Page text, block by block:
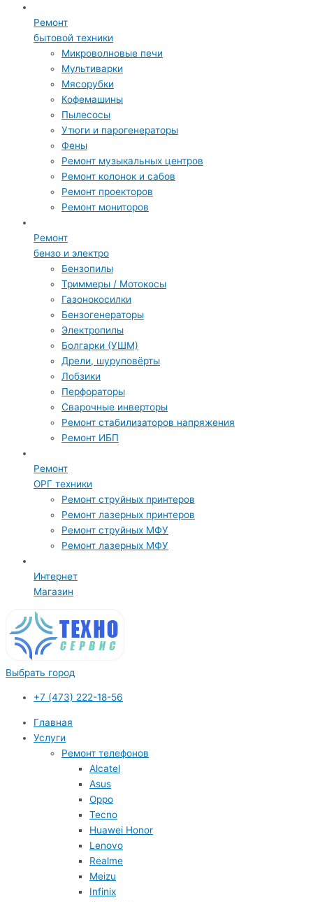
Ремонт
бытовой техники
Микроволновые печи
Мультиварки
Мясорубки
Кофемашины
Пылесосы
Утюги и парогенераторы
Фены
Ремонт музыкальных центров
Ремонт колонок и сабов
Ремонт проекторов
Ремонт мониторов
Ремонт
бензо и электро
Бензопилы
Триммеры / Мотокосы
Газонокосилки
Бензогенераторы
Электропилы
Болгарки (УШМ)
Дрели, шуруповёрты
Лобзики
Перфораторы
Сварочные инверторы
Ремонт стабилизаторов напряжения
Ремонт ИБП
Ремонт
ОРГ техники
Ремонт струйных принтеров
Ремонт лазерных принтеров
Ремонт струйных МФУ
Ремонт лазерных МФУ
Интернет
Магазин
Выбрать город
+7 (473) 222-18-56
Главная
Услуги
Ремонт телефонов
Alcatel
Asus
Oppo
Tecno
Huawei Honor
Lenovo
Realme
Meizu
Infinix